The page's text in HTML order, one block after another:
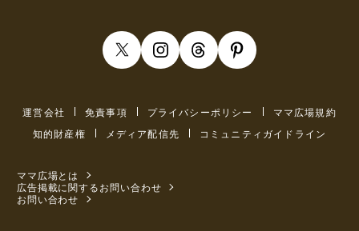
運営会社 免責事項 プライバシーポリシー
ママ広場規約
知的財産権
メディア配信先 コミュニティガイドライン
ママ広場とは
広告掲載に関するお問い合わせ
お問い合わせ